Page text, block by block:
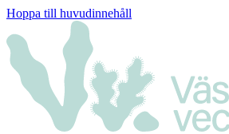
Hoppa till huvudinnehåll